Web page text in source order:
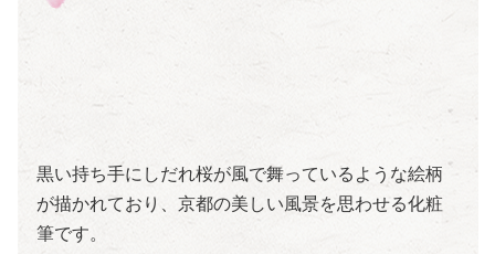
黒い持ち手にしだれ桜が風で舞っているような絵柄
が描かれており、京都の美しい風景を思わせる化粧
筆です。